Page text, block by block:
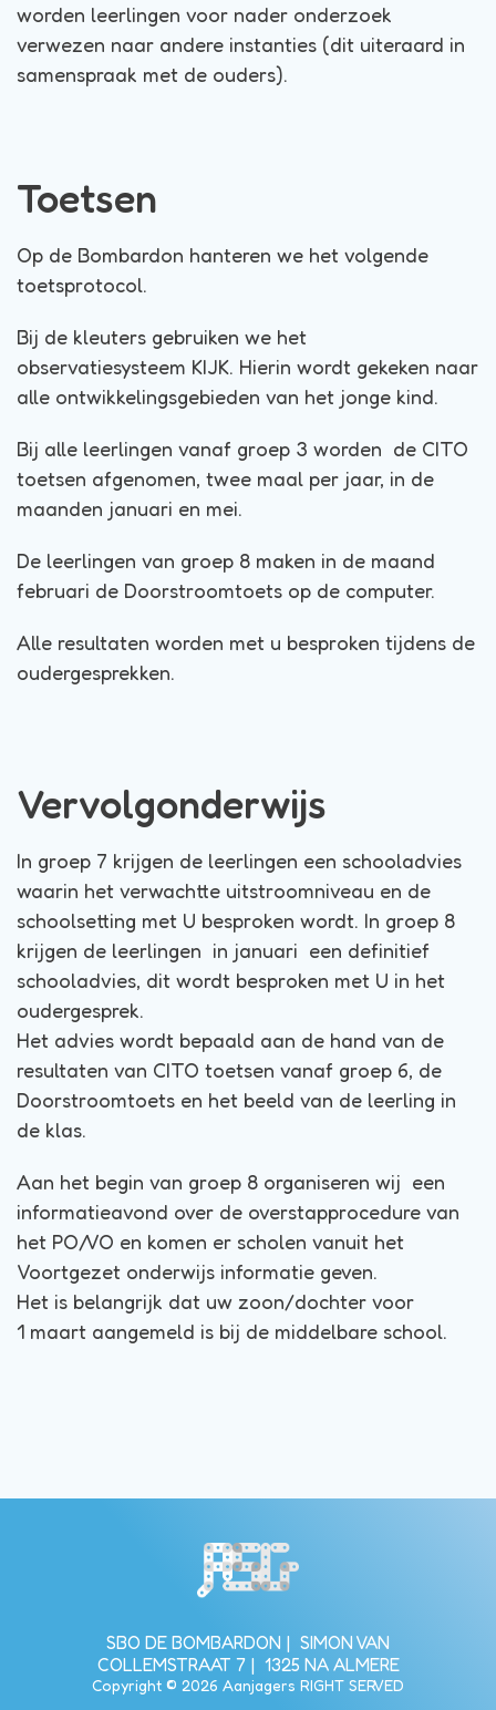
worden leerlingen voor nader onderzoek
verwezen naar andere instanties (dit uiteraard in
samenspraak met de ouders).
Toetsen
Op de Bombardon hanteren we het volgende
toetsprotocol.
Bij de kleuters gebruiken we het
observatiesysteem KIJK. Hierin wordt gekeken naar
alle ontwikkelingsgebieden van het jonge kind.
Bij alle leerlingen vanaf groep 3 worden de CITO
toetsen afgenomen, twee maal per jaar, in de
maanden januari en mei.
De leerlingen van groep 8 maken in de maand
februari de Doorstroomtoets op de computer.
Alle resultaten worden met u besproken tijdens de
oudergesprekken.
Vervolgonderwijs
In groep 7 krijgen de leerlingen een schooladvies
waarin het verwachtte uitstroomniveau en de
schoolsetting met U besproken wordt. In groep 8
krijgen de leerlingen in januari een definitief
schooladvies, dit wordt besproken met U in het
oudergesprek.
Het advies wordt bepaald aan de hand van de
resultaten van CITO toetsen vanaf groep 6, de
Doorstroomtoets en het beeld van de leerling in
de klas.
Aan het begin van groep 8 organiseren wij een
informatieavond over de overstapprocedure van
het PO/VO en komen er scholen vanuit het
Voortgezet onderwijs informatie geven.
Het is belangrijk dat uw zoon/dochter voor
1 maart aangemeld is bij de middelbare school.
Bezoek de homepagina van de
SBO DE BOMBARDON
SIMON VAN
COLLEMSTRAAT 7
1325 NA ALMERE
Copyright © 2026 Aanjagers RIGHT SERVED